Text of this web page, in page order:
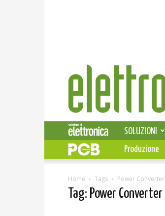
Elettronica
News
SOLUZIONI
Produzione
Home Tags Power Converter
Tag: Power Converter